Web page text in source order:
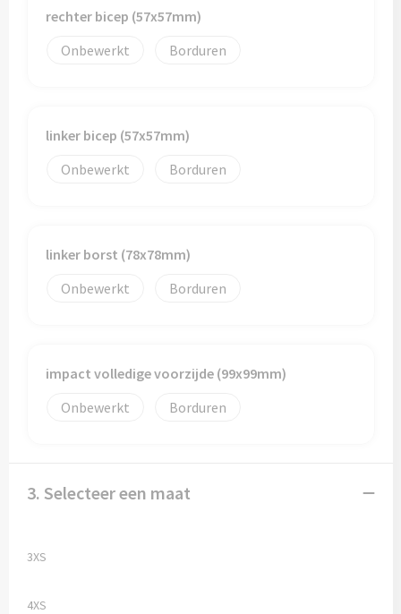
rechter bicep (57x57mm)
Onbewerkt
Borduren
linker bicep (57x57mm)
Onbewerkt
Borduren
linker borst (78x78mm)
Onbewerkt
Borduren
impact volledige voorzijde (99x99mm)
Onbewerkt
Borduren
3. Selecteer een maat
3XS
4XS